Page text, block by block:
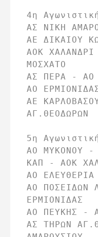
4η
ΑΣ ΝΙΚΗ
ΑΕ ΔΙΚΑΙΟΥ
ΑΟΚ
ΜΟΣΧΑΤΟ
ΑΣ ΠΕΡΑ - ΑΟ
ΑΟ
ΑΕ
ΑΓ.ΘΕΟΔΩΡΩΝ
5η
ΑΟ ΜΥΚΟΝΟΥ -
ΚΑΠ - ΑΟΚ
ΑΟ
ΑΟ ΠΟΣΕΙΔΩΝ
ΕΡΜΙΟΝΙΔΑΣ
ΑΟ ΠΕΥΚΗΣ -
ΑΣ ΤΗΡΩΝ